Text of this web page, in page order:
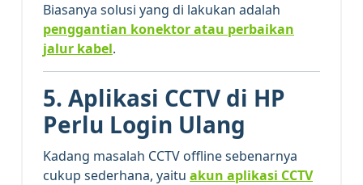
Biasanya solusi yang di lakukan adalah
penggantian konektor atau perbaikan
jalur kabel.
5. Aplikasi CCTV di HP
Perlu Login Ulang
Kadang masalah CCTV offline sebenarnya
cukup sederhana, yaitu akun aplikasi CCTV